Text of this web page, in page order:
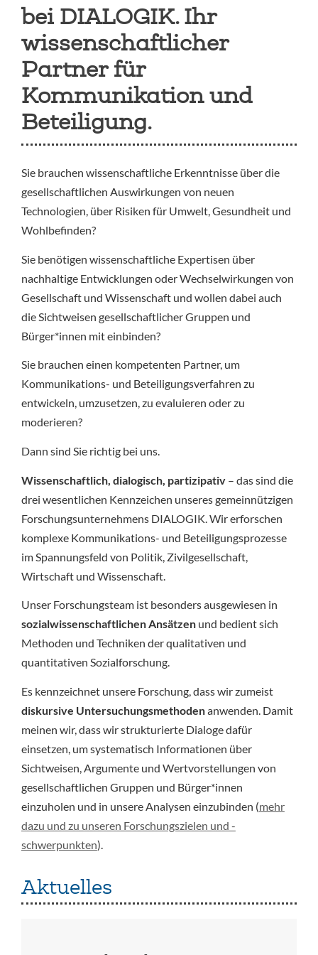
bei DIALOGIK. Ihr
wissenschaftlicher
Partner für
Kommunikation und
Beteiligung.
Sie brauchen wissenschaftliche Erkenntnisse über die
gesellschaftlichen Auswirkungen von neuen
Technologien, über Risiken für Umwelt, Gesundheit und
Wohlbefinden?
Sie benötigen wissenschaftliche Expertisen über
nachhaltige Entwicklungen oder Wechselwirkungen von
Gesellschaft und Wissenschaft und wollen dabei auch
die Sichtweisen gesellschaftlicher Gruppen und
Bürger*innen mit einbinden?
Sie brauchen einen kompetenten Partner, um
Kommunikations- und Beteiligungsverfahren zu
entwickeln, umzusetzen, zu evaluieren oder zu
moderieren?
Dann sind Sie richtig bei uns.
Wissenschaftlich, dialogisch, partizipativ – das sind die
drei wesentlichen Kennzeichen unseres gemeinnützigen
Forschungsunternehmens DIALOGIK. Wir erforschen
komplexe Kommunikations- und Beteiligungsprozesse
im Spannungsfeld von Politik, Zivilgesellschaft,
Wirtschaft und Wissenschaft.
Unser Forschungsteam ist besonders ausgewiesen in
sozialwissenschaftlichen Ansätzenund bedient sich
Methoden und Techniken der qualitativen und
quantitativen Sozialforschung.
Es kennzeichnet unsere Forschung, dass wir zumeist
diskursive Untersuchungsmethodenanwenden. Damit
meinen wir, dass wir strukturierte Dialoge dafür
einsetzen, um systematisch Informationen über
Sichtweisen, Argumente und Wertvorstellungen von
gesellschaftlichen Gruppen und Bürger*innen
einzuholen und in unsere Analysen einzubinden (mehr
dazu und zu unseren Forschungszielen und -
schwerpunkten).
Aktuelles